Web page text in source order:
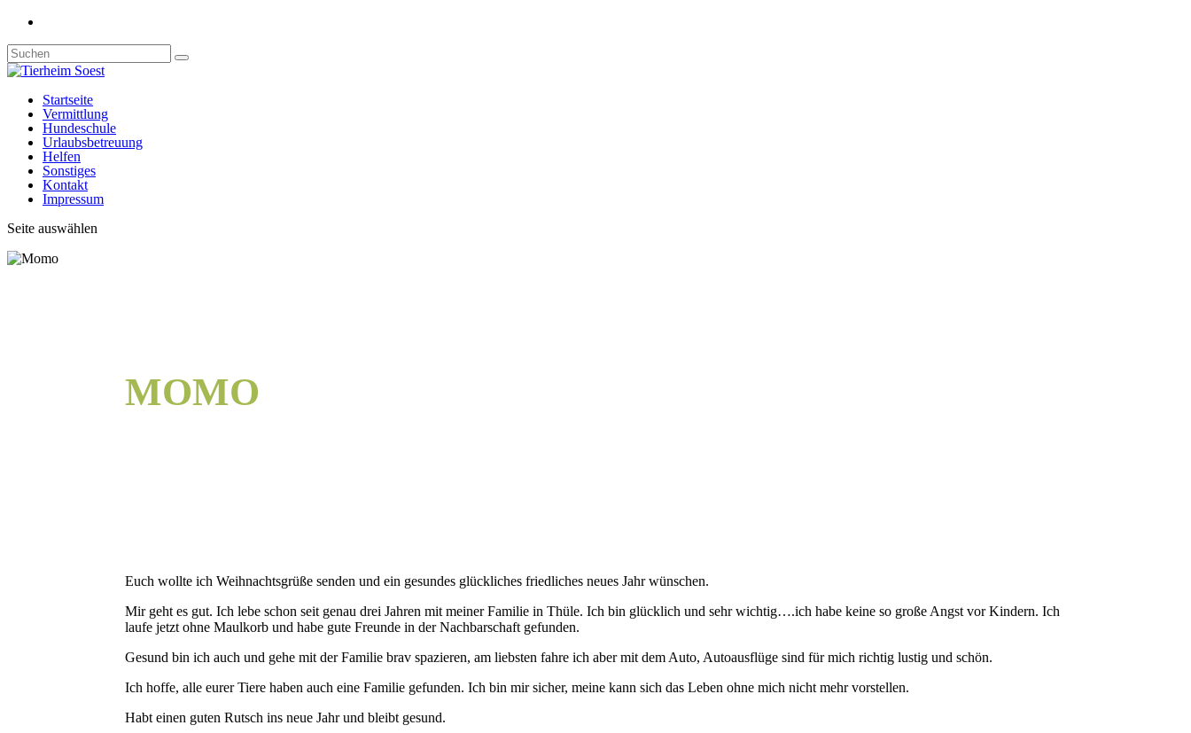
Startseite
Vermittlung
Hundeschule
Urlaubsbetreuung
Helfen
Sonstiges
Kontakt
Impressum
Seite auswählen
MOMO
Euch wollte ich Weihnachtsgrüße senden und ein gesundes glückliches friedliches neues Jahr wünschen.
Mir geht es gut. Ich lebe schon seit genau drei Jahren mit meiner Familie in Thüle. Ich bin glücklich und sehr wichtig….ich habe keine so große Angst vor Kindern. Ich
laufe jetzt ohne Maulkorb und habe gute Freunde in der Nachbarschaft gefunden.
Gesund bin ich auch und gehe mit der Familie brav spazieren, am liebsten fahre ich aber mit dem Auto, Autoausflüge sind für mich richtig lustig und schön.
Ich hoffe, alle eurer Tiere haben auch eine Familie gefunden. Ich bin mir sicher, meine kann sich das Leben ohne mich nicht mehr vorstellen.
Habt einen guten Rutsch ins neue Jahr und bleibt gesund.